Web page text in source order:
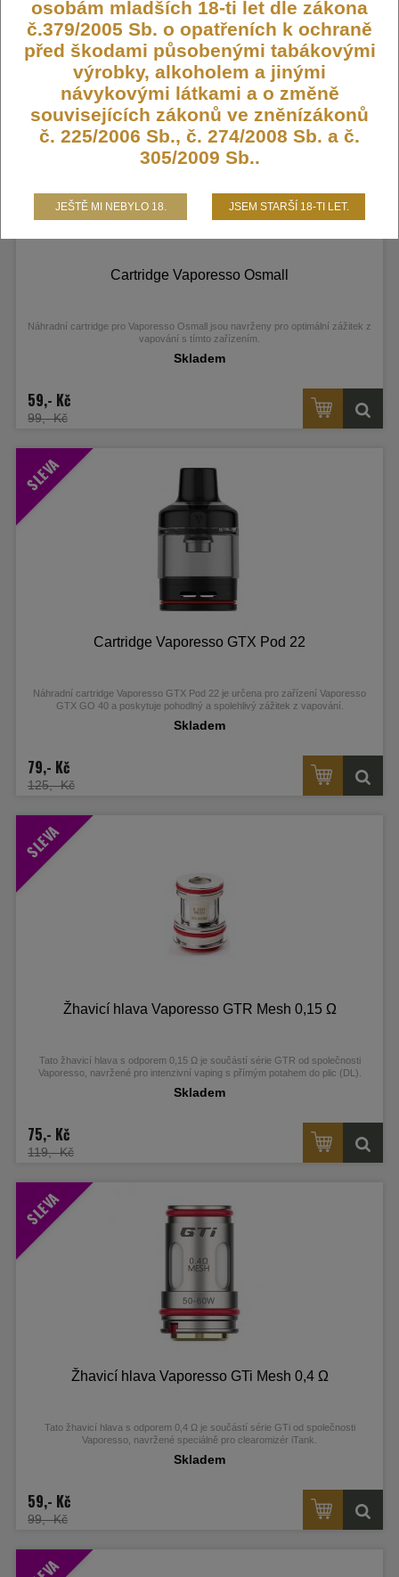
55,- Kč
89,- Kč
SLEVA
Cartridge Vaporesso Osmall
Náhradní cartridge pro Vaporesso Osmall jsou navrženy pro optimální zážitek z
vapování s tímto zařízením.
Skladem
59,- Kč
99,- Kč
SLEVA
Cartridge Vaporesso GTX Pod 22
Náhradní cartridge Vaporesso GTX Pod 22 je určena pro zařízení Vaporesso
GTX GO 40 a poskytuje pohodlný a spolehlivý zážitek z vapování.
Skladem
79,- Kč
125,- Kč
SLEVA
Žhavicí hlava Vaporesso GTR Mesh 0,15 Ω
Tato žhavicí hlava s odporem 0,15 Ω je součástí série GTR od společnosti
Vaporesso, navržené pro intenzivní vaping s přímým potahem do plic (DL).
Skladem
75,- Kč
119,- Kč
SLEVA
​Žhavicí hlava Vaporesso GTi Mesh 0,4 Ω
Tato žhavicí hlava s odporem 0,4 Ω je součástí série GTi od společnosti
Vaporesso, navržené speciálně pro clearomizér iTank.
Skladem
59,- Kč
99,- Kč
osobám mladších 18-ti let dle zákona
č.379/2005 Sb. o opatřeních k ochraně
před škodami působenými tabákovými
výrobky, alkoholem a jinými
návykovými látkami a o změně
souvisejících zákonů ve zněnízákonů
č. 225/2006 Sb., č. 274/2008 Sb. a č.
305/2009 Sb..
JEŠTĚ MI NEBYLO 18. JSEM STARŠÍ 18-TI LET.